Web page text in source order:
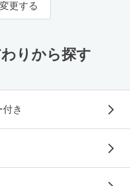
更する
りから探す
き